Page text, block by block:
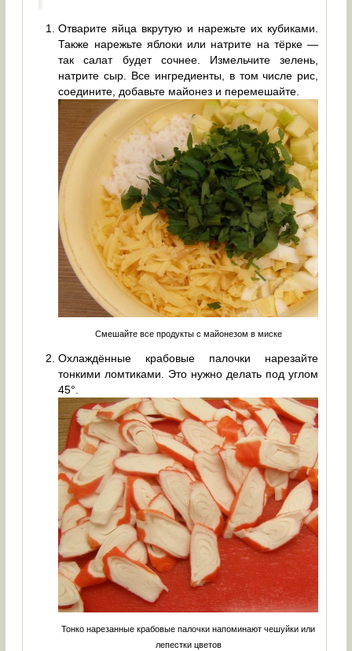
Отварите яйца вкрутую и нарежьте их кубиками.
Также нарежьте яблоки или натрите на тёрке —
так салат будет сочнее. Измельчите зелень,
натрите сыр. Все ингредиенты, в том числе рис,
соедините, добавьте майонез и перемешайте.
Смешайте все продукты с майонезом в миске
Охлаждённые крабовые палочки нарезайте
тонкими ломтиками. Это нужно делать под углом
45°.
Тонко нарезанные крабовые палочки напоминают чешуйки или
лепестки цветов